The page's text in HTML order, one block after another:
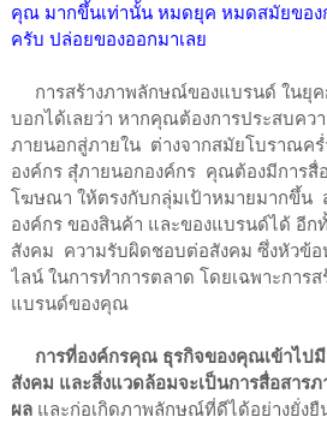
คุณ มากขึ้นเท่านั้น หมดยุค หมดสมัยของ
ครับ ปล่อยของออกมาเลย
การสร้างภาพลักษณ์ของแบรนด์ ในยุ
บอกได้เลยว่า หากคุณต้องการประสบคว
ภายนอกสู่ภายใน ต่างจากสมัยโบราณค
องค์กร สุ๋ภายนอกองค์กร คุณต้องมีการสื่
โฆษณา ให้ตรงกับกลุ่มเป้าหมายมากขึ้น
องค์กร ของสินค้า และของแบรนด์ได้ อีก
สังคม ความรับผิดชอบต่อสังคม ซึ่งหัวข้
ไลน์ ในการทำการตลาด โดยเฉพาะการ
แบรนด์ของคุณ
การที่องค์กรคุณ ธุรกิจของคุณเข้าไป
สังคม และสิ่งแวดล้อมจะเป็นการสื่อสา
ผลและก่อเกิดภาพลักษณ์ที่ดีได้อย่างยั่งยื